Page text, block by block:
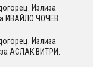
Излиза
ИВАЙЛО ЧОЧЕВ.
Излиза
АСЛАК ВИТРИ.